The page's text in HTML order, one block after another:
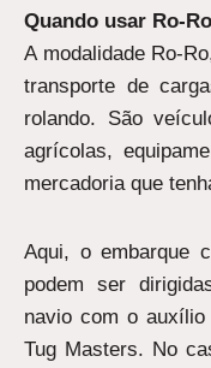
Quando usar Ro-
A modalidade Ro-
transporte de
rolando. São
agrícolas,
mercadoria que
Aqui, o embarque
podem ser
navio com o
Tug Masters. No